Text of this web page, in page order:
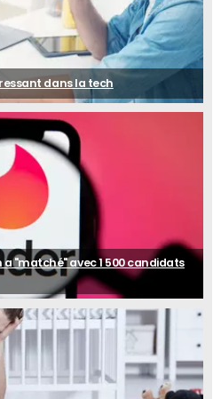
dans la tech
"matché" avec 1 500 candidats